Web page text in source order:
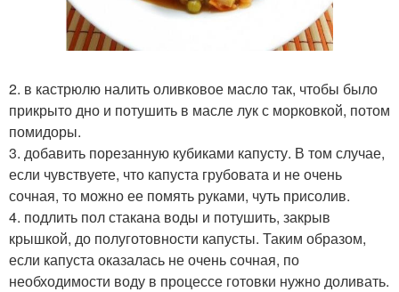
2. в кастрюлю налить оливковое масло так, чтобы было
прикрыто дно и потушить в масле лук с морковкой, потом
помидоры.
3. добавить порезанную кубиками капусту. В том случае,
если чувствуете, что капуста грубовата и не очень
сочная, то можно ее помять руками, чуть присолив.
4. подлить пол стакана воды и потушить, закрыв
крышкой, до полуготовности капусты. Таким образом,
если капуста оказалась не очень сочная, по
необходимости воду в процессе готовки нужно доливать.